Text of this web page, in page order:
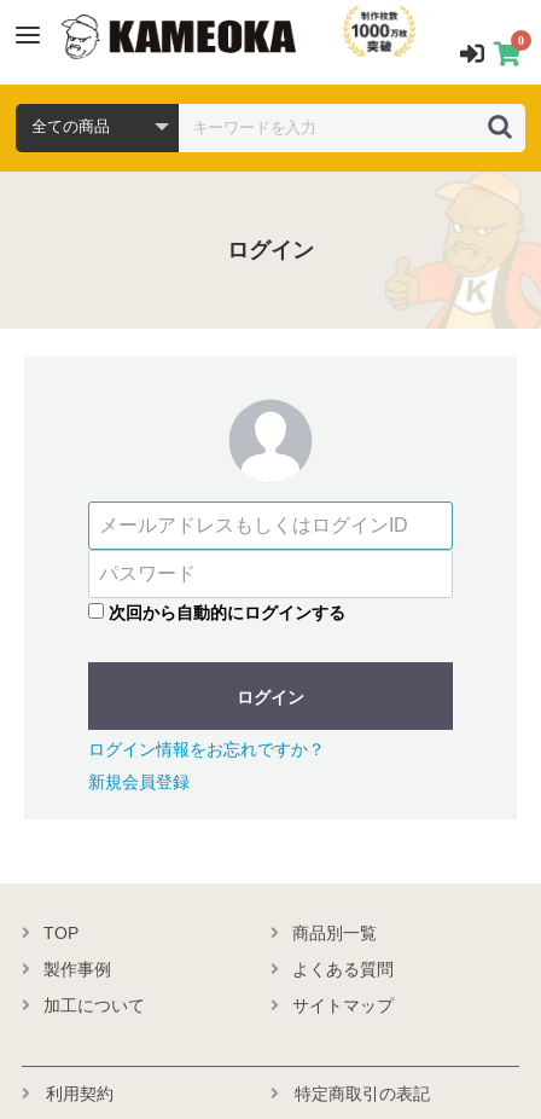
0
ログイン
次回から自動的にログインする
ログイン
ログイン情報をお忘れですか？
新規会員登録
TOP
商品別一覧
製作事例
よくある質問
加工について
サイトマップ
利用契約
特定商取引の表記